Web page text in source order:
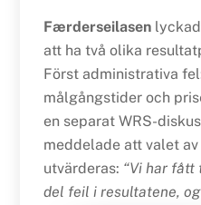
Færderseilasen
att ha två olika
Först administrativa
målgångstider och
en separat WRS-
meddelade att valet
utvärderas: “Vi har fått
del feil i resultatene,